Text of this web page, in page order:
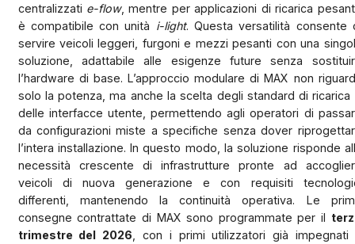
centralizzati e-flow, mentre per applicazioni di ricarica
è compatibile con unità i-light. Questa versatilità consente
servire veicoli leggeri, furgoni e mezzi pesanti con una
soluzione, adattabile alle esigenze future senza
l’hardware di base. L’approccio modulare di MAX non
solo la potenza, ma anche la scelta degli standard di ricarica
delle interfacce utente, permettendo agli operatori di
da configurazioni miste a specifiche senza dover
l’intera installazione. In questo modo, la soluzione risponde
necessità crescente di infrastrutture pronte ad
veicoli di nuova generazione e con requisiti
differenti, mantenendo la continuità operativa. Le
consegne contrattate di MAX sono programmate per il
trimestre del 2026 , con i primi utilizzatori già impegnati